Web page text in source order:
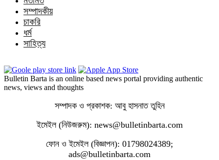
সম্পাদকীয়
চাকরি
ধর্ম
সাহিত্য
Bulletin Barta is an online based news portal providing authentic
news, views and thoughts
সম্পাদক ও প্রকাশক: আবু হাসনাত তুহিন
ইমেইল (নিউজরুম): news@bulletinbarta.com
ফোন ও ইমেইল (বিজ্ঞাপন): 01798024389;
ads@bulletinbarta.com